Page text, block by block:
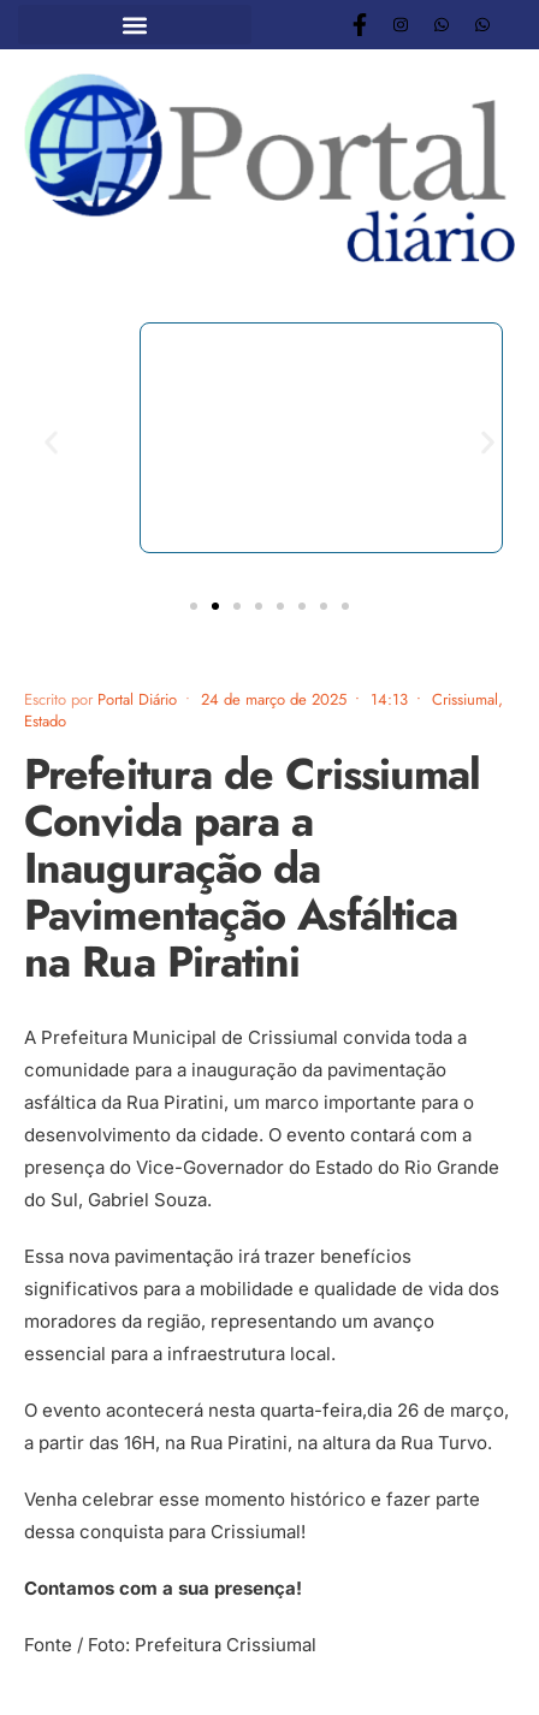
Escrito por Portal Diário • 24 de março de 2025 • 14:13 • Crissiumal,
Estado
Prefeitura de Crissiumal
Convida para a
Inauguração da
Pavimentação Asfáltica
na Rua Piratini
A Prefeitura Municipal de Crissiumal convida toda a
comunidade para a inauguração da pavimentação
asfáltica da Rua Piratini, um marco importante para o
desenvolvimento da cidade. O evento contará com a
presença do Vice-Governador do Estado do Rio Grande
do Sul, Gabriel Souza.
Essa nova pavimentação irá trazer benefícios
significativos para a mobilidade e qualidade de vida dos
moradores da região, representando um avanço
essencial para a infraestrutura local.
O evento acontecerá nesta quarta-feira,dia 26 de março,
a partir das 16H, na Rua Piratini, na altura da Rua Turvo.
Venha celebrar esse momento histórico e fazer parte
dessa conquista para Crissiumal!
Contamos com a sua presença!
Fonte / Foto: Prefeitura Crissiumal